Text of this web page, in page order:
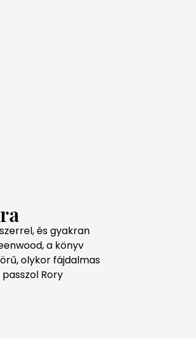
és gyakran
a könyv
olykor fájdalmas
Rory